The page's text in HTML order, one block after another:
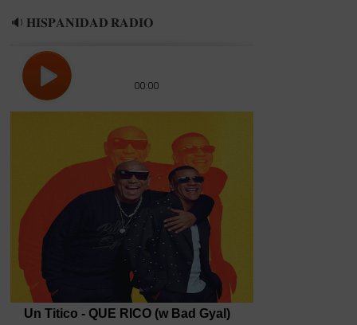
🔉 𝐇𝐈𝐒𝐏𝐀𝐍𝐈𝐃𝐀𝐃 𝐑𝐀𝐃𝐈𝐎